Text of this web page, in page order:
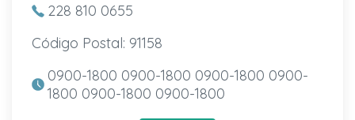
228 810 0655
Código Postal: 91158
0900-1800 0900-1800 0900-1800 0900-
1800 0900-1800 0900-1800